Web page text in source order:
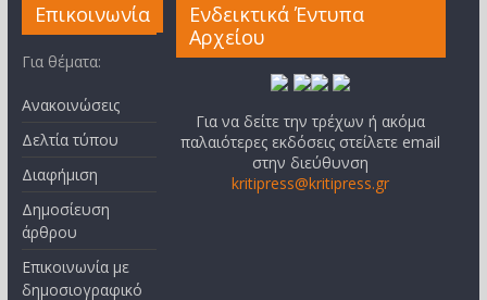
Επικοινωνία
Για θέματα:
Ανακοινώσεις
Δελτία τύπου
Διαφήμιση
Δημοσίευση
άρθρου
Επικοινωνία με
δημοσιογραφικό
Ενδεικτικά Έντυπα
Αρχείου
Για να δείτε την τρέχων ή ακόμα
παλαιότερες εκδόσεις στείλετε email
στην διεύθυνση
kritipress@kritipress.gr